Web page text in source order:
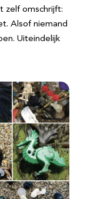
zelf omschrijft:
Alsof niemand
Uiteindelijk